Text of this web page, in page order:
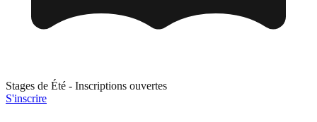
Stages de Été - Inscriptions ouvertes
S'inscrire